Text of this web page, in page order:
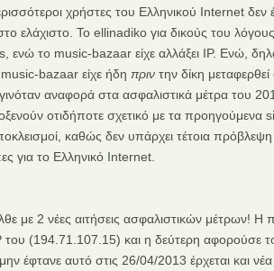
χρήστες του Ελληνικού Internet
ελάχιστο. Το ellinadiko για δικούς του λόγους
ενώ το music-bazaar είχε αλλάξει IP. Ενώ,
bazaar είχε ήδη πριντην δίκη
αναφορά στα ασφαλιστικά μέτρα του
οτιδήποτε σχετικό με τα προηγούμενα
καθώς δεν υπάρχει τέτοια
για το Ελληνικό Internet.
με 2 νέες αιτήσεις ασφαλιστικών μέτρων!
του (194.71.107.15) και η δεύτερη αφορούσε
έφτανε αυτό στις 26/04/2013 έρχεται και